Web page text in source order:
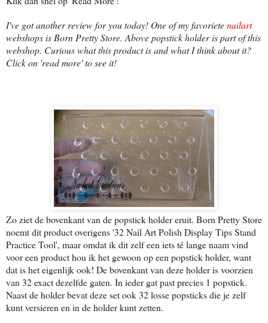
I've got another review for you today! One of my favorietenailart
webshops is Born Pretty Store. Above popstick holder is part of this
webshop. Curious what this product is and what I think about it?
Click on 'read more' to see it!
Zo ziet de bovenkant van de popstick holder eruit. Born Pretty Store
noemt dit product overigens '32 Nail Art Polish Display Tips Stand
Practice Tool', maar omdat ik dit zelf een iets té lange naam vind
voor een product hou ik het gewoon op een popstick holder, want
dat is het eigenlijk ook! De bovenkant van deze holder is voorzien
van 32 exact dezelfde gaten. In ieder gat past precies 1 popstick.
Naast de holder bevat deze set ook 32 losse popsticks die je zelf
kunt versieren en in de holder kunt zetten.